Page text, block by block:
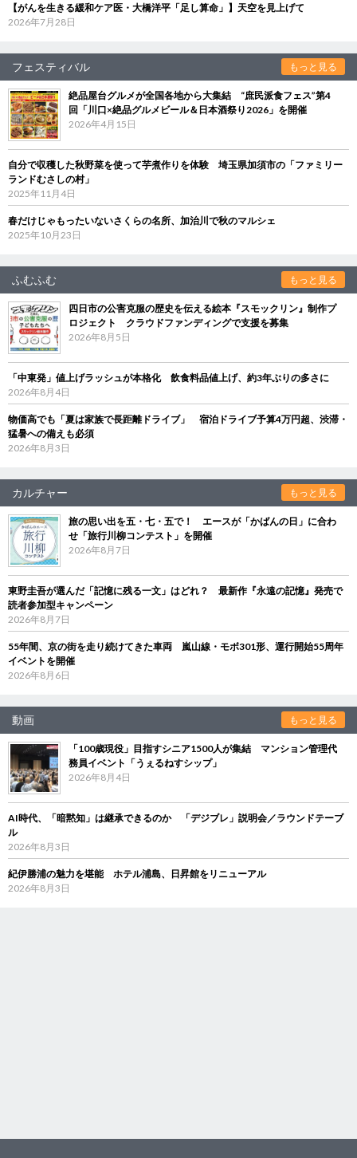
【がんを生きる緩和ケア医・大橋洋平「足し算命」】天空を見上げて
2026年7月28日
フェスティバル もっと見る
絶品屋台グルメが全国各地から大集結 “庶民派食フェス”第4
回「川口×絶品グルメビール＆日本酒祭り2026」を開催
2026年4月15日
自分で収穫した秋野菜を使って芋煮作りを体験 埼玉県加須市の「ファミリー
ランドむさしの村」
2025年11月4日
春だけじゃもったいないさくらの名所、加治川で秋のマルシェ
2025年10月23日
ふむふむ もっと見る
四日市の公害克服の歴史を伝える絵本『スモックリン』制作プ
ロジェクト クラウドファンディングで支援を募集
2026年8月5日
「中東発」値上げラッシュが本格化 飲食料品値上げ、約3年ぶりの多さに
2026年8月4日
物価高でも「夏は家族で長距離ドライブ」 宿泊ドライブ予算4万円超、渋滞・
猛暑への備えも必須
2026年8月3日
カルチャー もっと見る
旅の思い出を五・七・五で！ エースが「かばんの日」に合わ
せ「旅行川柳コンテスト」を開催
2026年8月7日
東野圭吾が選んだ「記憶に残る一文」はどれ？ 最新作『永遠の記憶』発売で
読者参加型キャンペーン
2026年8月7日
55年間、京の街を走り続けてきた車両 嵐山線・モボ301形、運行開始55周年
イベントを開催
2026年8月6日
動画 もっと見る
「100歳現役」目指すシニア1500人が集結 マンション管理代
務員イベント「うぇるねすシップ」
2026年8月4日
AI時代、「暗黙知」は継承できるのか 「デジブレ」説明会／ラウンドテーブ
ル
2026年8月3日
紀伊勝浦の魅力を堪能 ホテル浦島、日昇館をリニューアル
2026年8月3日